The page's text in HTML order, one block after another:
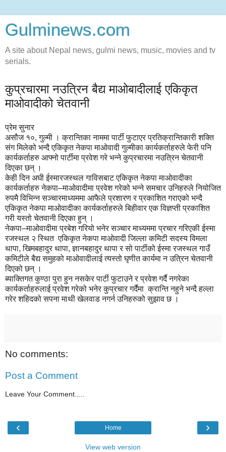
Gulminews.com
A site about Nepal news, gulmi news, music, movies and tv
serials.
कुप्रचारमा नउत्रिन बैद्य माओबादीलाई एकिकृत
माओवादीको चेतवानी
प्रेम सुनार
असौज १०, गुल्मी । क्रान्तिका नाममा पार्टी फुटाएर प्रतिक्रान्तिकारी शक्ति
संग मिलेको भन्दै एकिकृत नेकपा माओवादी गुल्मीका कार्यकर्ताहरुले फेरी पनि
कार्यकर्ताहरु आफ्नो पार्टीमा प्रवेश गरे भन्ने कुप्रचारमा नउत्रिन चेतवानी
दिएका छन् ।
केही दिन अघी ईस्मारजस्थल गाविसबाट एकिकृत नेकपा माओवादीका
कार्यकर्ताहरु नेकपा–माओवादीमा प्रवेश गरेको भन्ने समचार उनिहरुले नियोजित
रुपमै विभिन्न सञ्चारमाध्यममा आफैले प्रशारण र प्रकाशित गराएको भन्दै
एकिकृत नेकपा माओवादीका कार्यकर्ताहरुले बिहीवार एक विज्ञप्ती प्रकाशित
गरी यस्तो चेतवानी दिएका हुन् ।
नेकपा–माओवादीमा प्रबेश गरियो भनेर सञ्चार माध्यममा प्रचार गरिएकी ईस्मा
रजस्थल २ स्थित एकिकृत नेकपा माओवादी जिल्ला कमिटी सदस्य विमला
थापा, खिमबहादुर थापा, ज्ञानबहादुर थापा र सो पार्टीको ईस्मा रजस्थल गाउँ
कमिटीले बैद्य समुहको माओवादीलाई त्यस्तो घृणीत कार्यमा न उत्रिन चेतवानी
दिएको छन् ।
ब्याक्तिगत कुण्ठा पुरा हुन नसकेर पार्टी फुटाउने र प्रवेश गर्दै नगरेका
कार्यकर्ताहरुलाई प्रवेश गरेको भनेर कुप्रचार गर्दैमा क्रान्ति नहुने भन्दै हल्ला
गरेर शहिदको सपना माथी खेलवाड नगर्न उनिहरुको सुझाव छ ।
No comments:
Post a Comment
Leave Your Comment.....
‹ ›
Home
View web version